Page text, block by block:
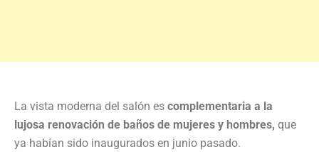
La vista moderna del salón es complementaria a la
lujosa renovación de baños de mujeres y hombres, que
ya habían sido inaugurados en junio pasado.